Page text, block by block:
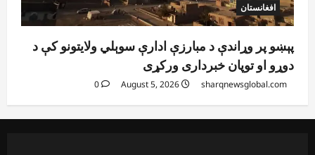
افغانستان
پېښو پر وړاندې د مبارزې ادارې سوېلي ولایتونو کې د
دوړو او توپان خبرداری ورکړی
sharqnewsglobal.com
0